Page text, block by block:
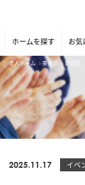
ホームを探す お気
老人ホーム 東京都 新宿区
2025.11.17 イベ